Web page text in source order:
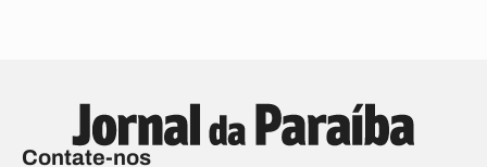
Contate-nos